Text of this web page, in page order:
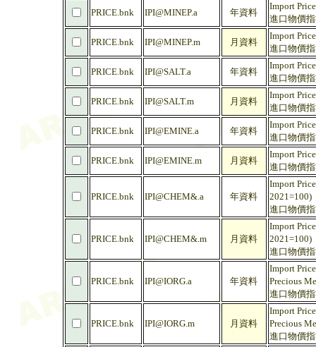
PRICE.bnk IPI@MINEP.a 年資料
Import
進口物價
PRICE.bnk IPI@MINEP.m 月資料
Import
進口物價
PRICE.bnk IPI@SALT.a 年資料
Import
進口物價
PRICE.bnk IPI@SALT.m 月資料
Import
進口物價
PRICE.bnk IPI@EMINE.a 年資料
Import
進口物價
PRICE.bnk IPI@EMINE.m 月資料
Import
進口物價
PRICE.bnk IPI@CHEM&.a 年資料
Import
2021=100)
進口物價
PRICE.bnk IPI@CHEM&.m 月資料
Import
2021=100)
進口物價
PRICE.bnk IPI@IORG.a 年資料
Import
Precious
進口物價
PRICE.bnk IPI@IORG.m 月資料
Import
Precious
進口物價